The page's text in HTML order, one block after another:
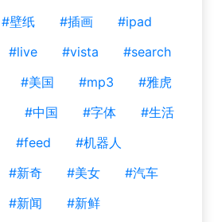
#壁纸 #插画
#ipad
#live #vista
#search
#美国 #mp3
#雅虎
#中国 #字体
#生活
#feed
#机器人
#新奇 #美女
#汽车
#新闻 #新鲜